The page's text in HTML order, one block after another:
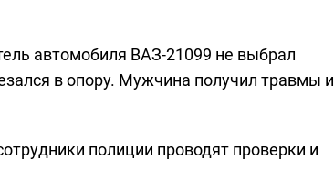
автомобиля ВАЗ-21099 не выбрал
в опору. Мужчина получил травмы и
полиции проводят проверки и